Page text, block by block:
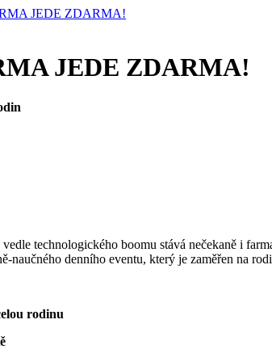
JEDE ZDARMA!
JEDE ZDARMA!
technologického boomu stává nečekaně i
naučného denního eventu, který je zaměřen na
rodinu